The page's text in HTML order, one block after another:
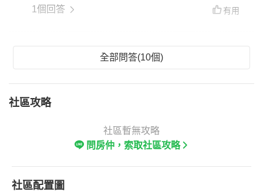
造橋國中讀書總共有三學區
1個回答 有用
全部問答(10個)
社區攻略
社區暫無攻略
問房仲，索取社區攻略
社區配置圖